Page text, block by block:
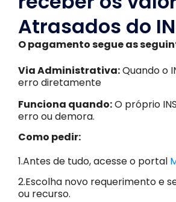
Atrasados do
O pagamento segue as
Via Administrativa:Quando o
erro diretamente
Funciona quando:O próprio
erro ou demora.
Como pedir:
1.Antes de tudo, acesse o portal
2.Escolha novo requerimento e
ou recurso.